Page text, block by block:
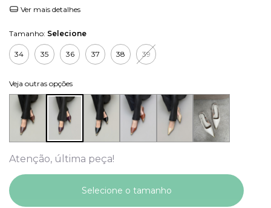
Ver mais detalhes
Tamanho: Selecione
34 35 36 37 38 39
Veja outras opções
Atenção, última peça!